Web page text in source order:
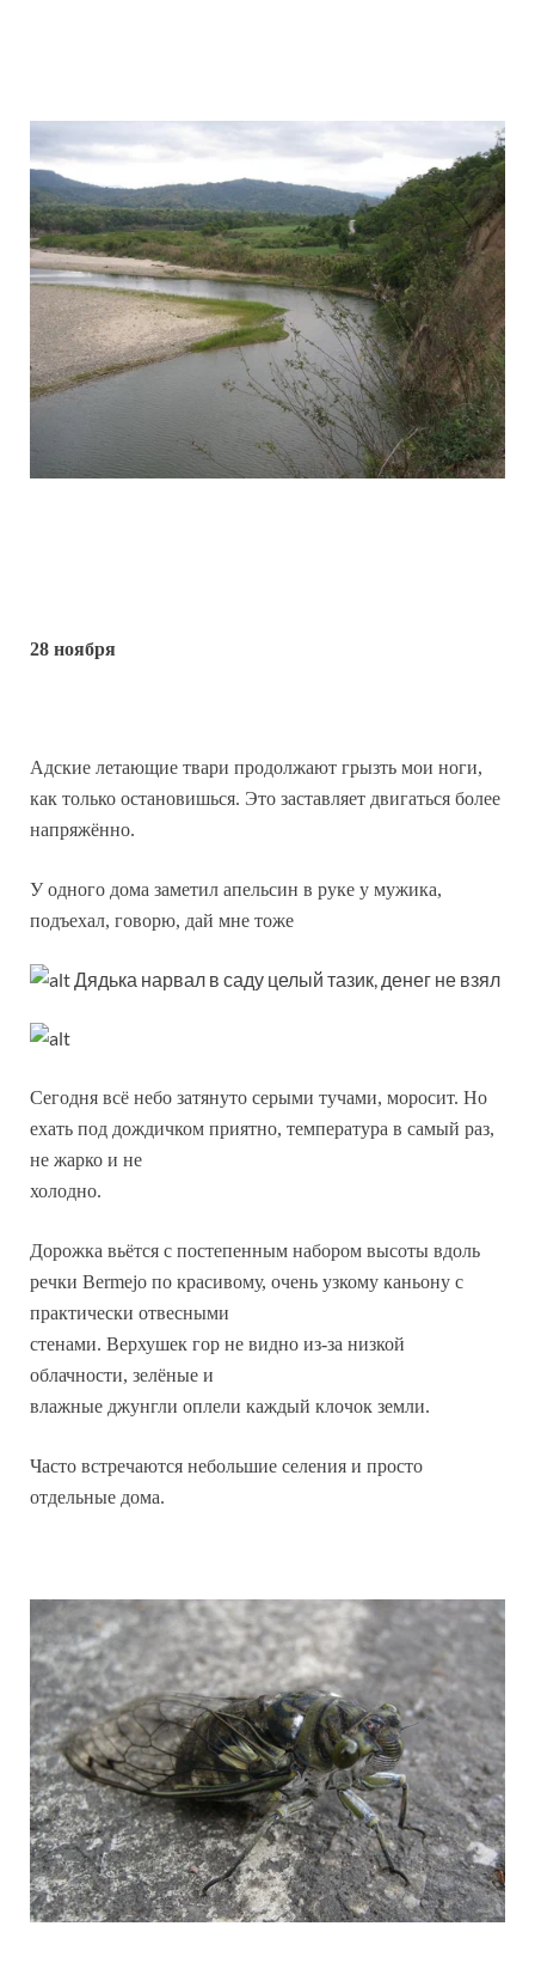
28 ноября
Адские летающие твари продолжают грызть мои ноги,
как только остановишься. Это заставляет двигаться более
напряжённо.
У одного дома заметил апельсин в руке у мужика,
подъехал, говорю, дай мне тоже
Дядька нарвал в саду целый тазик, денег не взял
Сегодня всё небо затянуто серыми тучами, моросит. Но
ехать под дождичком приятно, температура в самый раз,
не жарко и не
холодно.
Дорожка вьётся с постепенным набором высоты вдоль
речки Bermejo по красивому, очень узкому каньону с
практически отвесными
стенами. Верхушек гор не видно из-за низкой
облачности, зелёные и
влажные джунгли оплели каждый клочок земли.
Часто встречаются небольшие селения и просто
отдельные дома.